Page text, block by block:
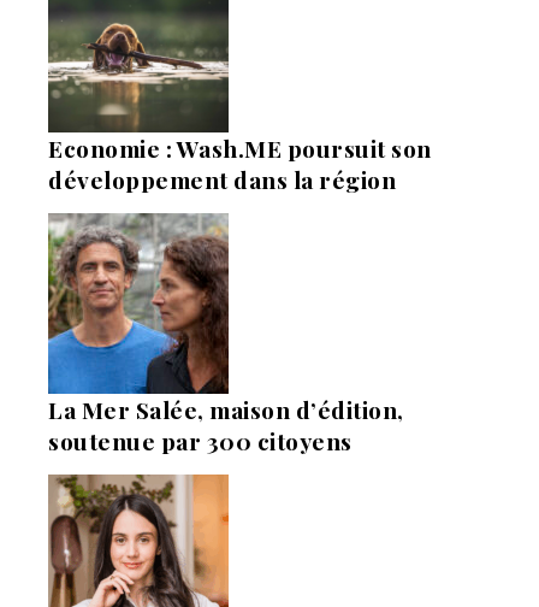
Economie : Wash.ME poursuit son
développement dans la région
La Mer Salée, maison d’édition,
soutenue par 300 citoyens